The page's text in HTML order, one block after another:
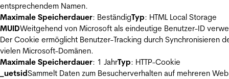
entsprechendem Namen.
Maximale Speicherdauer: BeständigTyp: HTML Local Storage
MUIDWeitgehend von Microsoft als eindeutige Benutzer-ID
Der Cookie ermöglicht Benutzer-Tracking durch Synchronisieren
vielen Microsoft-Domänen.
Maximale Speicherdauer: 1 JahrTyp: HTTP-Cookie
_uetsidSammelt Daten zum Besucherverhalten auf mehreren